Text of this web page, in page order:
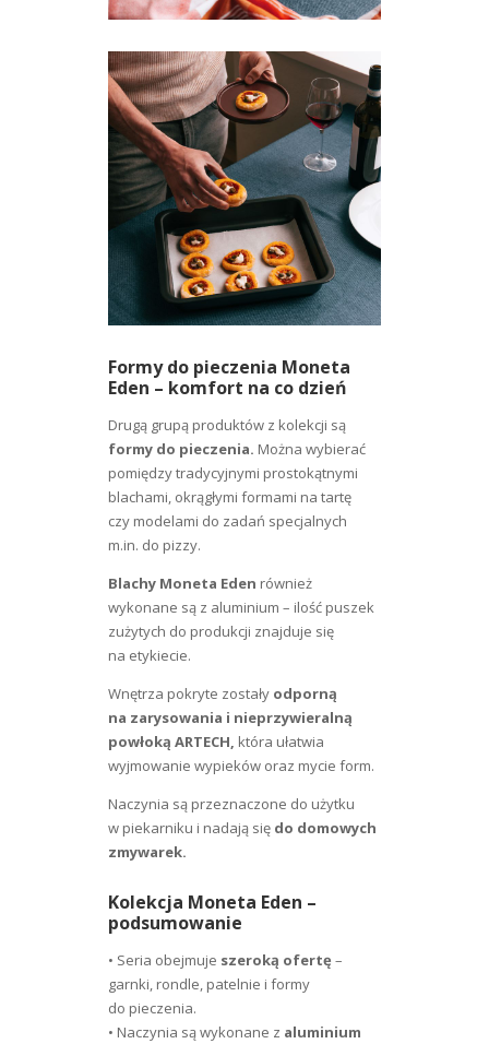
Formy do pieczenia Moneta
Eden – komfort na co dzień
Drugą grupą produktów z kolekcji są
formy do pieczenia. Można wybierać
pomiędzy tradycyjnymi prostokątnymi
blachami, okrągłymi formami na tartę
czy modelami do zadań specjalnych
m.in. do pizzy.
Blachy Moneta Eden również
wykonane są z aluminium – ilość puszek
zużytych do produkcji znajduje się
na etykiecie.
Wnętrza pokryte zostały odporną
na zarysowania i nieprzywieralną
powłoką ARTECH, która ułatwia
wyjmowanie wypieków oraz mycie form.
Naczynia są przeznaczone do użytku
w piekarniku i nadają się do domowych
zmywarek.
Kolekcja Moneta Eden –
podsumowanie
• Seria obejmuje szeroką ofertę –
garnki, rondle, patelnie i formy
do pieczenia.
• Naczynia są wykonane z aluminium